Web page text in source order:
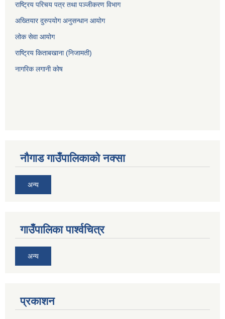
राष्ट्रिय परिचय पत्र तथा पञ्जीकरण विभाग
अख्तियार दुरुपयोग अनुसन्धान आयोग
लोक सेवा आयोग
राष्ट्रिय किताबखाना (निजामती)
नागरिक लगानी कोष
नौगाड गाउँपालिकाको नक्सा
अन्य
गाउँपालिका पार्श्वचित्र
अन्य
प्रकाशन